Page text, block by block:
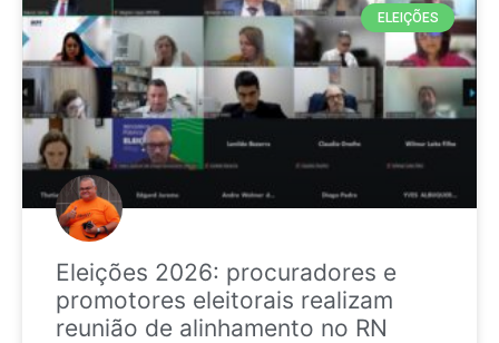
ELEIÇÕES
Eleições 2026: procuradores e
promotores eleitorais realizam
reunião de alinhamento no RN